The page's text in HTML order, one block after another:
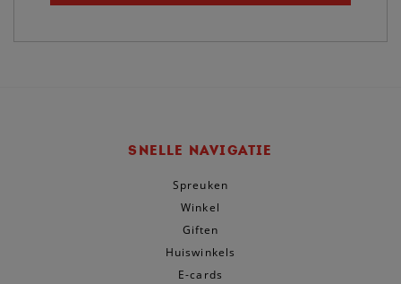
SNELLE NAVIGATIE
Spreuken
Winkel
Giften
Huiswinkels
E-cards